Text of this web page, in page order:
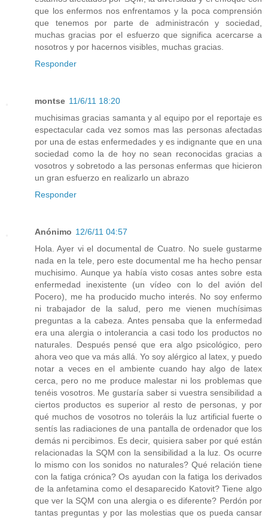
que los enfermos nos enfrentamos y la poca comprensión
que tenemos por parte de administracón y sociedad,
muchas gracias por el esfuerzo que significa acercarse a
nosotros y por hacernos visibles, muchas gracias.
Responder
montse 11/6/11 18:20
muchisimas gracias samanta y al equipo por el reportaje es
espectacular cada vez somos mas las personas afectadas
por una de estas enfermedades y es indignante que en una
sociedad como la de hoy no sean reconocidas gracias a
vosotros y sobretodo a las personas enfermas que hicieron
un gran esfuerzo en realizarlo un abrazo
Responder
Anónimo 12/6/11 04:57
Hola. Ayer vi el documental de Cuatro. No suele gustarme
nada en la tele, pero este documental me ha hecho pensar
muchisimo. Aunque ya había visto cosas antes sobre esta
enfermedad inexistente (un vídeo con lo del avión del
Pocero), me ha producido mucho interés. No soy enfermo
ni trabajador de la salud, pero me vienen muchísimas
preguntas a la cabeza. Antes pensaba que la enfermedad
era una alergia o intolerancia a casi todo los productos no
naturales. Después pensé que era algo psicológico, pero
ahora veo que va más allá. Yo soy alérgico al latex, y puedo
notar a veces en el ambiente cuando hay algo de latex
cerca, pero no me produce malestar ni los problemas que
tenéis vosotros. Me gustaría saber si vuestra sensibilidad a
ciertos productos es superior al resto de personas, y por
qué muchos de vosotros no toleráis la luz artificial fuerte o
sentís las radiaciones de una pantalla de ordenador que los
demás ni percibimos. Es decir, quisiera saber por qué están
relacionadas la SQM con la sensibilidad a la luz. Os ocurre
lo mismo con los sonidos no naturales? Qué relación tiene
con la fatiga crónica? Os ayudan con la fatiga los derivados
de la anfetamina como el desaparecido Katovit? Tiene algo
que ver la SQM con una alergia o es diferente? Perdón por
tantas preguntas y por las molestias que os pueda cansar